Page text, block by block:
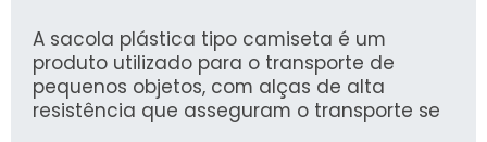
A sacola plástica tipo camiseta é um
produto utilizado para o transporte de
pequenos objetos, com alças de alta
resistência que asseguram o transporte se